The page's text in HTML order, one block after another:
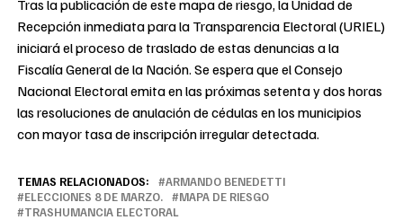
Tras la publicación de este mapa de riesgo, la Unidad de
Recepción inmediata para la Transparencia Electoral (URIEL)
iniciará el proceso de traslado de estas denuncias a la
Fiscalía General de la Nación. Se espera que el Consejo
Nacional Electoral emita en las próximas setenta y dos horas
las resoluciones de anulación de cédulas en los municipios
con mayor tasa de inscripción irregular detectada.
TEMAS RELACIONADOS:
ARMANDO BENEDETTI
ELECCIONES 8 DE MARZO.
MAPA DE RIESGO
TRASHUMANCIA ELECTORAL